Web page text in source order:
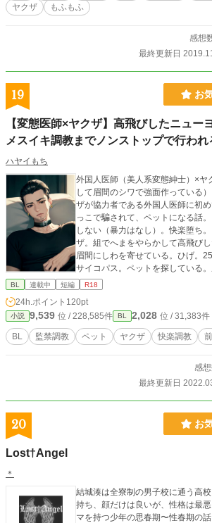
ヤクザ
もふもふ
感想
最終更新日
19 お
【変態医師×ヤクザ】高飛びしたニュー
メスイキ調教までノンストップで行わ
ハヤイもち
外国人医師（美人系変態紳士）×ヤ
して眉間のシワで強面作っている
ザが協力者である外国人医師に初
っこで騙されて、ペットになる話
しない（暴力はなし）。快楽堕ち。 受け:名前 マサ ヤク
ザ。組でへまをやらかして高飛び
眉間にしわを寄せている。ひげ。
サイコパス。ペットを探している
しい見た目をしている。35歳。変態。 ※隠語、モロ語
ペット扱いしています。 上記が苦手な方、嫌悪感抱く方は回
れ右でお願いします。 苦情は受け付けませんので、自己責任
で閲覧お願いします。 そしてこちらpixivで投稿した作品にな
ります。 https://
BL 連載中 短編 R18
24h.ポイント 120pt
小説 9,539 位 / 228,585件 BL 2,028 位 / 31,383件
BL 監禁調教 ペット ヤクザ 快楽調教
感
最終更新日
20 お
Lost†Angel
＊
結城湊は全寮制の男子校に通う高校２年生。 中
持ち、顔だけは良いが、性格は最悪ーーーー
マを持つ少年の思春期〜性春期の話。 【2022.8.31 再構